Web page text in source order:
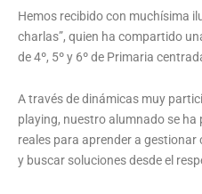
Hemos recibido con muchísima
charlas”, quien ha compartido
de 4º, 5º y 6º de Primaria
A través de dinámicas muy
playing, nuestro alumnado se
reales para aprender a
y buscar soluciones desde el